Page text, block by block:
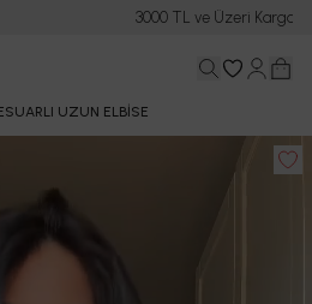
Kargo ÜCRETSİZ
UZUN ELBİSE